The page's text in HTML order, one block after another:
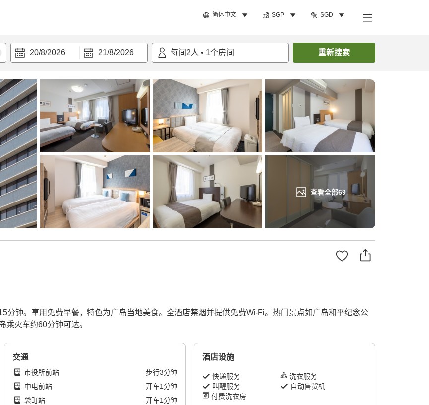
简体中文 SGP SGD
20/8/2026 21/8/2026 每间 2人 • 1个房间 重新搜索
查看全部69
搜索客房
分钟。享用免费早餐，特色为广岛当地美食。全酒店禁烟并提供免费Wi-Fi。热门景点如广岛和平纪念公
乘火车约60分钟可达。
交通
市役所前站 步行3分钟
中电前站
开车1分钟
袋町站
开车1分钟
酒店设施
快递服务
洗衣服务
叫醒服务
自动售货机
付费洗衣房